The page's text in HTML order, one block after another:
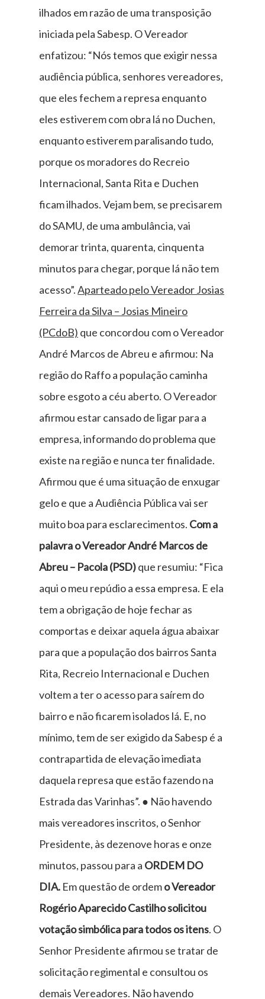
ilhados em razão de uma transposição
iniciada pela Sabesp. O Vereador
enfatizou: “Nós temos que exigir nessa
audiência pública, senhores vereadores,
que eles fechem a represa enquanto
eles estiverem com obra lá no Duchen,
enquanto estiverem paralisando tudo,
porque os moradores do Recreio
Internacional, Santa Rita e Duchen
ficam ilhados. Vejam bem, se precisarem
do SAMU, de uma ambulância, vai
demorar trinta, quarenta, cinquenta
minutos para chegar, porque lá não tem
acesso”.Aparteado pelo Vereador Josias
Ferreira da Silva – Josias Mineiro
(PCdoB) que concordou com o Vereador
André Marcos de Abreu e afirmou: Na
região do Raffo a população caminha
sobre esgoto a céu aberto. O Vereador
afirmou estar cansado de ligar para a
empresa, informando do problema que
existe na região e nunca ter finalidade.
Afirmou que é uma situação de enxugar
gelo e que a Audiência Pública vai ser
muito boa para esclarecimentos. Com a
palavra o Vereador André Marcos de
Abreu – Pacola (PSD)que resumiu: “Fica
aqui o meu repúdio a essa empresa. E ela
tem a obrigação de hoje fechar as
comportas e deixar aquela água abaixar
para que a população dos bairros Santa
Rita, Recreio Internacional e Duchen
voltem a ter o acesso para saírem do
bairro e não ficarem isolados lá. E, no
mínimo, tem de ser exigido da Sabesp é a
contrapartida de elevação imediata
daquela represa que estão fazendo na
Estrada das Varinhas”. ● Não havendo
mais vereadores inscritos, o Senhor
Presidente, às dezenove horas e onze
minutos, passou para a ORDEM DO
DIA. Em questão de ordemo Vereador
Rogério Aparecido Castilho solicitou
votação simbólica para todos os itens. O
Senhor Presidente afirmou se tratar de
solicitação regimental e consultou os
demais Vereadores. Não havendo